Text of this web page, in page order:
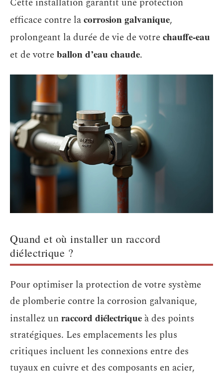
efficace contre lacorrosion galvanique,
prolongeant la durée de vie de votrechauffe-eau
et de votreballon d’eau chaude.
Quand et où installer un raccord
diélectrique ?
Pour optimiser la protection de votre système
de plomberie contre la corrosion galvanique,
installez unraccord diélectrique à des points
stratégiques. Les emplacements les plus
critiques incluent les connexions entre des
tuyaux en cuivre et des composants en acier,